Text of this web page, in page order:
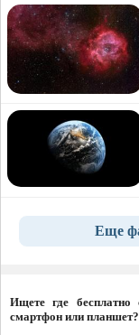
Еще
Ищете где бесплатно
смартфон или планшет?